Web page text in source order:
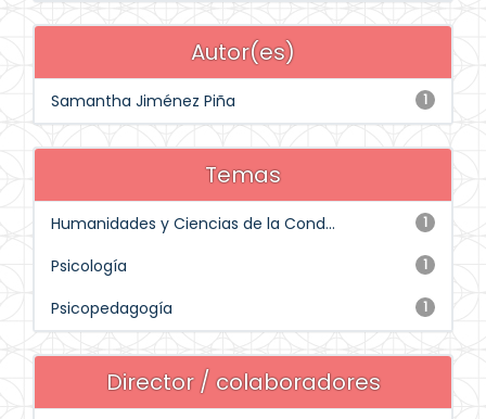
Autor(es)
1
Samantha Jiménez Piña
Temas
1
Humanidades y Ciencias de la Cond...
1
Psicología
1
Psicopedagogía
Director / colaboradores